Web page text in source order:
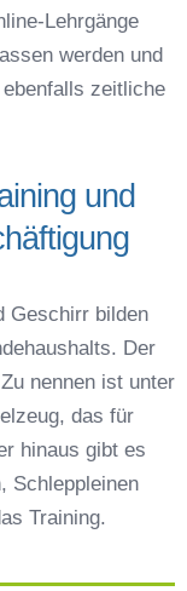
Lehrgänge
werden und
zeitliche
und
Geschirr bilden
Der
nennen ist unter
das für
hinaus gibt es
Schleppleinen
Training.